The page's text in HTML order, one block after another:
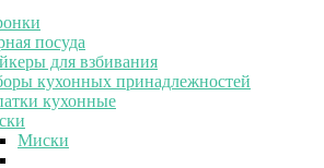
посуда
для взбивания
кухонных принадлежностей
кухонные
Миски